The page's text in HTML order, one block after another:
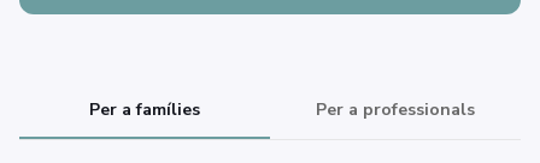
Per a famílies Per a professionals